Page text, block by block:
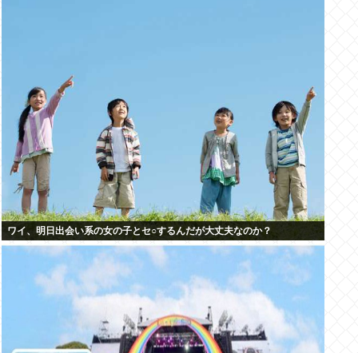
ワイ、明日出会い系の女の子とセ○するんだが大丈夫なのか？